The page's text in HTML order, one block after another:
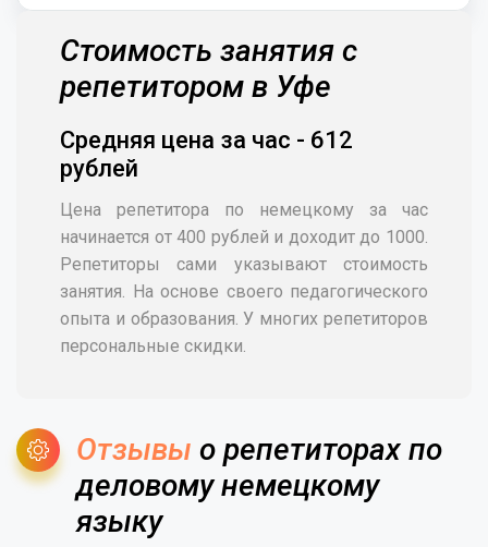
Стоимость занятия с
репетитором в Уфе
Средняя цена за час - 612
рублей
Цена репетитора по немецкому за час
начинается от 400 рублей и доходит до 1000.
Репетиторы сами указывают стоимость
занятия. На основе своего педагогического
опыта и образования. У многих репетиторов
персональные скидки.
Отзывы о репетиторах по
деловому немецкому
языку